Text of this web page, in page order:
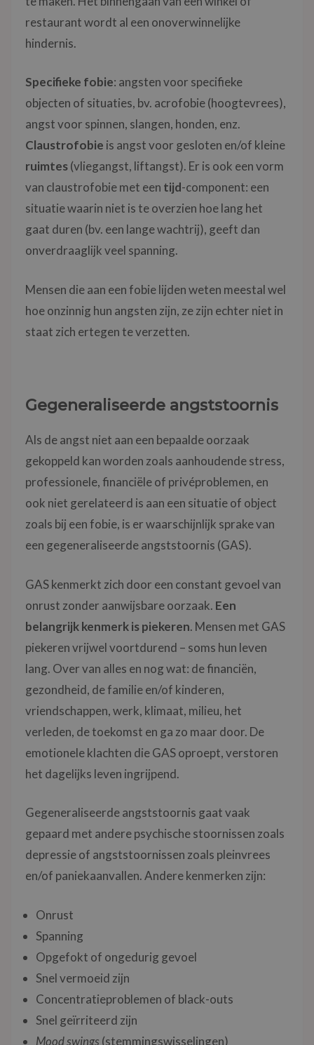
restaurant wordt al een onoverwinnelijke
hindernis.
Specifieke fobie: angsten voor specifieke
objecten of situaties, bv. acrofobie (hoogtevrees),
angst voor spinnen, slangen, honden, enz.
Claustrofobie is angst voor gesloten en/of kleine
ruimtes(vliegangst, liftangst). Er is ook een vorm
van claustrofobie met een tijd-component: een
situatie waarin niet is te overzien hoe lang het
gaat duren (bv. een lange wachtrij), geeft dan
onverdraaglijk veel spanning.
Mensen die aan een fobie lijden weten meestal wel
hoe onzinnig hun angsten zijn, ze zijn echter niet in
staat zich ertegen te verzetten.
Gegeneraliseerde angststoornis
Als de angst niet aan een bepaalde oorzaak
gekoppeld kan worden zoals aanhoudende stress,
professionele, financiële of privéproblemen, en
ook niet gerelateerd is aan een situatie of object
zoals bij een fobie, is er waarschijnlijk sprake van
een gegeneraliseerde angststoornis (GAS).
GAS kenmerkt zich door een constant gevoel van
onrust zonder aanwijsbare oorzaak. Een
belangrijk kenmerk is piekeren. Mensen met GAS
piekeren vrijwel voortdurend – soms hun leven
lang. Over van alles en nog wat: de financiën,
gezondheid, de familie en/of kinderen,
vriendschappen, werk, klimaat, milieu, het
verleden, de toekomst en ga zo maar door. De
emotionele klachten die GAS oproept, verstoren
het dagelijks leven ingrijpend.
Gegeneraliseerde angststoornis gaat vaak
gepaard met andere psychische stoornissen zoals
depressie of angststoornissen zoals pleinvrees
en/of paniekaanvallen. Andere kenmerken zijn:
Onrust
Spanning
Opgefokt of ongedurig gevoel
Snel vermoeid zijn
Concentratieproblemen of black-outs
Snel geïrriteerd zijn
Mood swings (stemmingswisselingen)